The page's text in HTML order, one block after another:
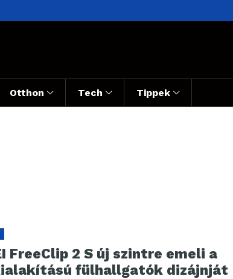
Otthon Tech Tippek
FreeClip 2 S új szintre emeli a
fülhallgatók dizájnját